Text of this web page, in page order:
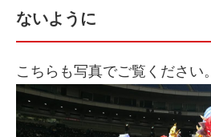
ないように
こちらも写真でご覧ください。